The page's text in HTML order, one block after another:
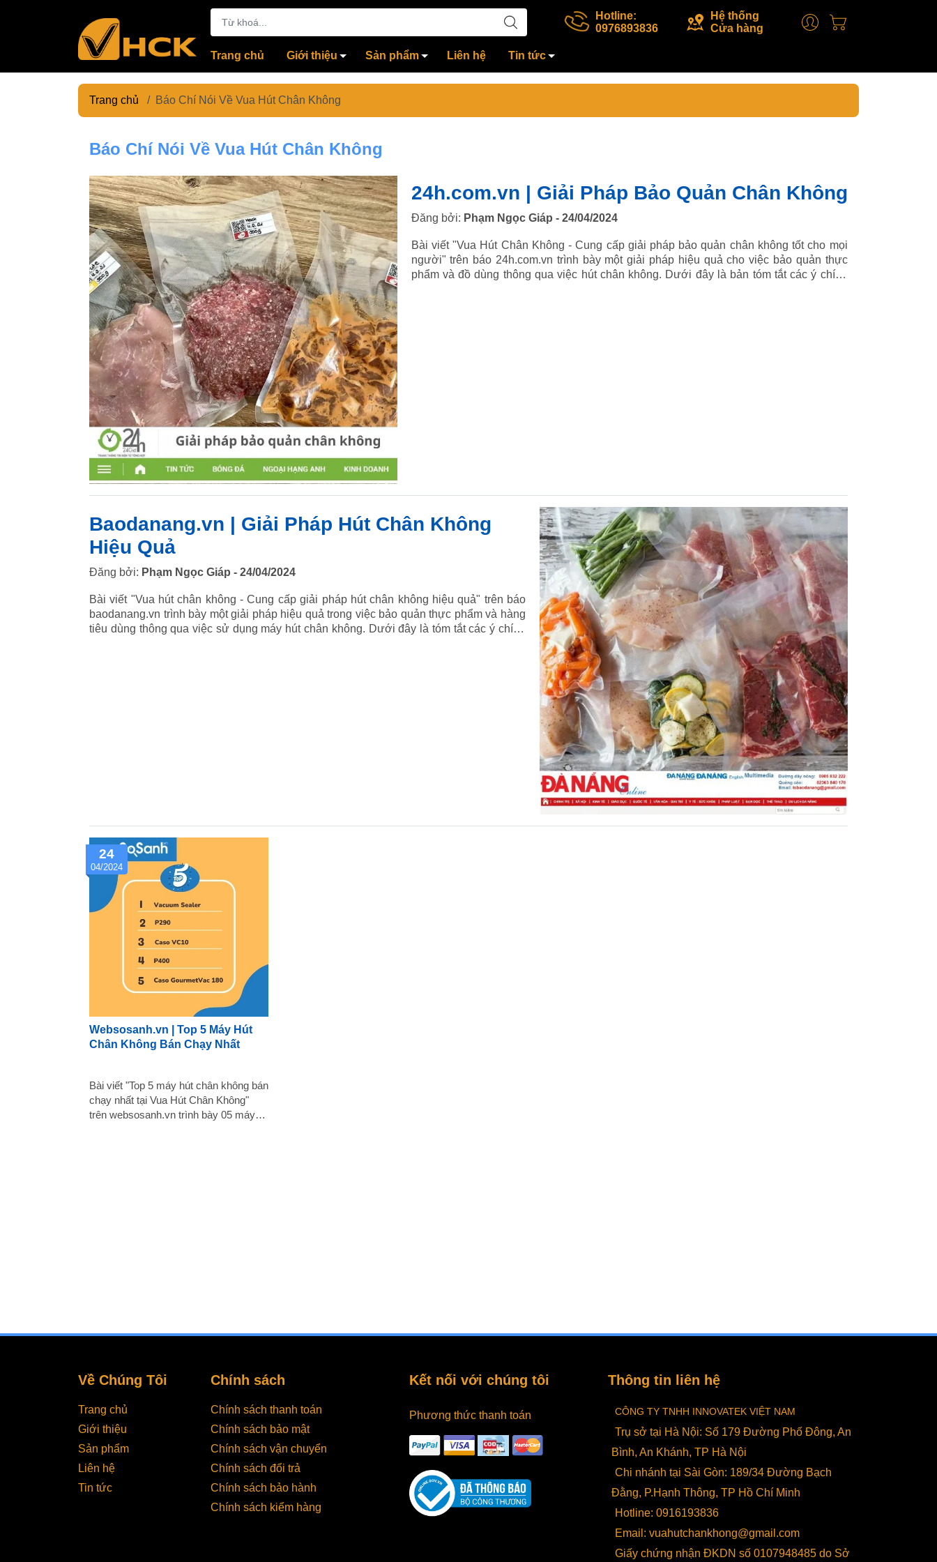
Hotline:
0976893836
Hệ thống
Cửa hàng
Trang chủ Giới thiệu Sản phẩm Liên hệ Tin tức
Trang chủ / Báo Chí Nói Về Vua Hút Chân Không
Báo Chí Nói Về Vua Hút Chân Không
24h.com.vn | Giải Pháp Bảo Quản Chân Không
Đăng bởi: Phạm Ngọc Giáp - 24/04/2024
Bài viết "Vua Hút Chân Không - Cung cấp giải pháp bảo quản chân không tốt cho mọi
người" trên báo 24h.com.vn trình bày một giải pháp hiệu quả cho việc bảo quản thực
phẩm và đồ dùng thông qua việc hút chân không. Dưới đây là bản tóm tắt các ý chính
Baodanang.vn | Giải Pháp Hút Chân Không
Hiệu Quả
Đăng bởi: Phạm Ngọc Giáp - 24/04/2024
Bài viết "Vua hút chân không - Cung cấp giải pháp hút chân không hiệu quả" trên báo
baodanang.vn trình bày một giải pháp hiệu quả trong việc bảo quản thực phẩm và hàng
tiêu dùng thông qua việc sử dụng máy hút chân không. Dưới đây là tóm tắt các ý chính
24
04/2024
Websosanh.vn | Top 5 Máy Hút
Chân Không Bán Chạy Nhất
Bài viết "Top 5 máy hút chân không bán
chạy nhất tại Vua Hút Chân Không"
trên websosanh.vn trình bày 05 máy
Về Chúng Tôi
Trang chủ
Giới thiệu
Sản phẩm
Liên hệ
Tin tức
Chính sách
Chính sách thanh toán
Chính sách bảo mật
Chính sách vận chuyển
Chính sách đổi trả
Chính sách bảo hành
Chính sách kiểm hàng
Kết nối với chúng tôi
Phương thức thanh toán
Thông tin liên hệ
CÔNG TY TNHH INNOVATEK VIỆT NAM
Trụ sở tại Hà Nội: Số 179 Đường Phố Đông, An
Bình, An Khánh, TP Hà Nội
Chi nhánh tại Sài Gòn: 189/34 Đường Bạch
Đằng, P.Hạnh Thông, TP Hồ Chí Minh
Hotline: 0916193836
Email: vuahutchankhong@gmail.com
Giấy chứng nhận ĐKDN số 0107948485 do Sở